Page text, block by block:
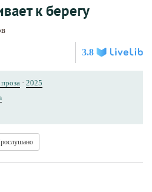
к берегу
3.8
· 2025